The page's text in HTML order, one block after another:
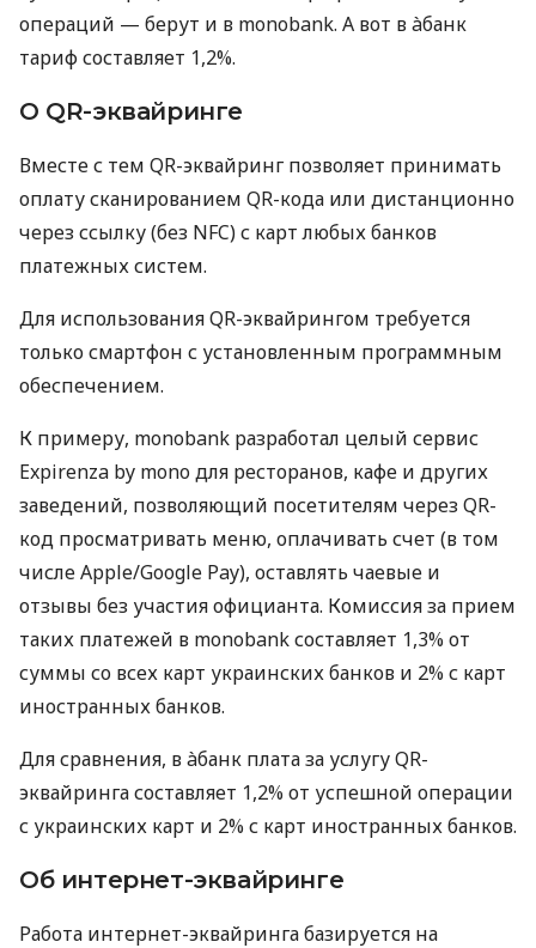
операций — берут и в monobank. А вот в àбанк
тариф составляет 1,2%.
О QR-эквайринге
Вместе с тем QR-эквайринг позволяет принимать
оплату сканированием QR-кода или дистанционно
через ссылку (без NFC) с карт любых банков
платежных систем.
Для использования QR-эквайрингом требуется
только смартфон с установленным программным
обеспечением.
К примеру, monobank разработал целый сервис
Expirenza by mono для ресторанов, кафе и других
заведений, позволяющий посетителям через QR-
код просматривать меню, оплачивать счет (в том
числе Apple/Google Pay), оставлять чаевые и
отзывы без участия официанта. Комиссия за прием
таких платежей в monobank составляет 1,3% от
суммы со всех карт украинских банков и 2% с карт
иностранных банков.
Для сравнения, в àбанк плата за услугу QR-
эквайринга составляет 1,2% от успешной операции
с украинских карт и 2% с карт иностранных банков.
Об интернет-эквайринге
Работа интернет-эквайринга базируется на